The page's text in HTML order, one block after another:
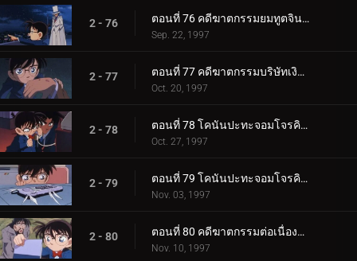
2 - 76 ตอนที่ 76 คดีฆาตกรรมยมทูตจินใน
Sep. 22, 1997
2 - 77 ตอนที่ 77 คดีฆาตกรรมบริษัทเงินกู้
Oct. 20, 1997
2 - 78 ตอนที่ 78 โคนันปะทะจอมโจรคิด (ตอนพิเศษ ตอนแรก)
Oct. 27, 1997
2 - 79 ตอนที่ 79 โคนันปะทะจอมโจรคิด (ตอนพิเศษ ตอนจบ)
Nov. 03, 1997
2 - 80 ตอนที่ 80 คดีฆาตกรรมต่อเนื่องในบ้านเศรษฐี (ตอนแรก)
Nov. 10, 1997